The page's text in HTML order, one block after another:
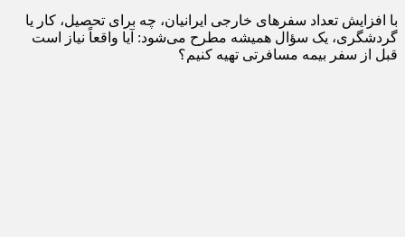
با افزایش تعداد سفرهای خارجی ایرانیان، چه برای تحصیل، کار یا
گردشگری، یک سؤال همیشه مطرح می‌شود: آیا واقعاً نیاز است
قبل از سفر بیمه مسافرتی تهیه کنیم؟